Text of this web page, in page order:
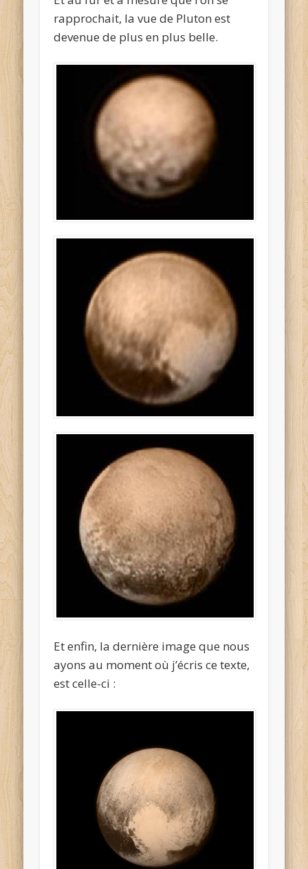
rapprochait, la vue de Pluton est
devenue de plus en plus belle.
Et enfin, la dernière image que nous
ayons au moment où j’écris ce texte,
est celle-ci :